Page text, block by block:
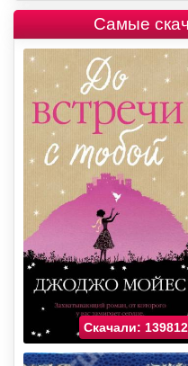
Самые
Скачали: 139812